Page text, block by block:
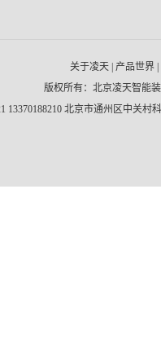
关于凌天 产品世界
版权所有：北京凌天智能
13370188210 北京市通州区中关